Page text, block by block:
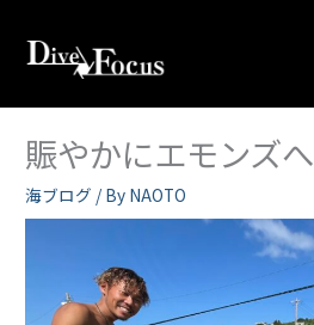
ス
賑やかにエモンズへ
海ブログ / By NAOTO